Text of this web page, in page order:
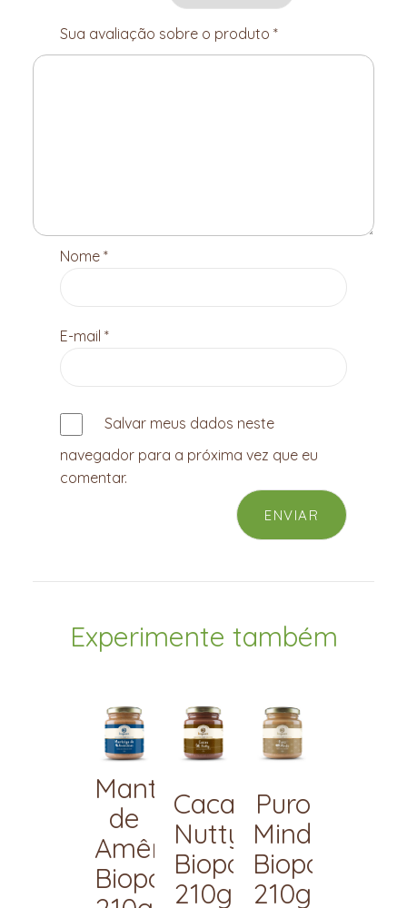
Sua avaliação sobre o produto *
Nome *
E-mail *
Salvar meus dados neste
navegador para a próxima vez que eu
comentar.
Experimente também
Manteiga
de
Amêndoas
Bioporã
Cacau
Nutty
Bioporã
210g
Puro
Mindu
Bioporã
210g